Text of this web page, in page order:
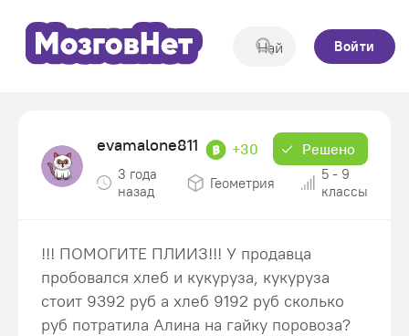
Войти
evamalone811 +30 Решено
3 года
назад
Геометрия
5 - 9
классы
!!! ПОМОГИТЕ ПЛИИЗ!!! У продавца
пробовался хлеб и кукуруза, кукуруза
стоит 9392 руб а хлеб 9192 руб сколько
руб потратила Алина на гайку поровоза?